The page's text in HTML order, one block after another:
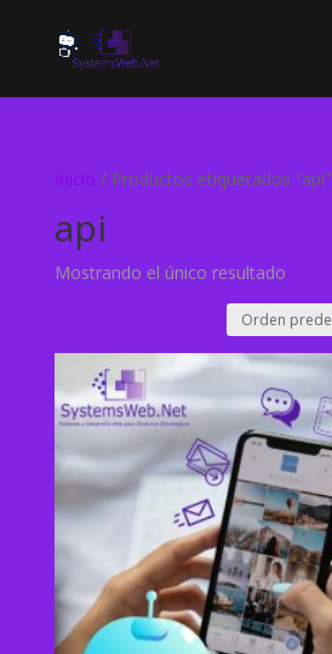
Inicio / Productos etiquetados “api”
api
Mostrando el único resultado